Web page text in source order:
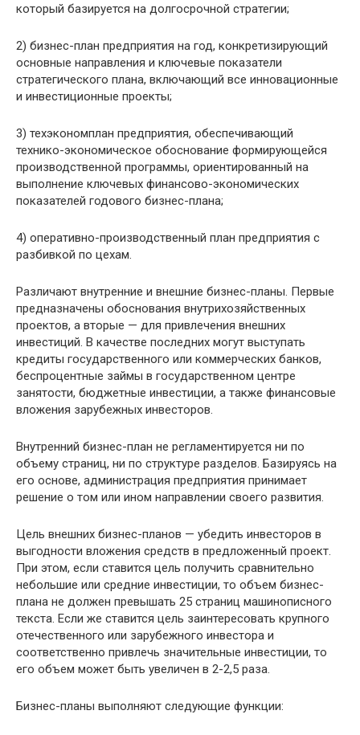
который базируется на долгосрочной стратегии;
2) бизнес-план предприятия на год, конкретизирующий
основные направления и ключевые показатели
стратегического плана, включающий все инновационные
и инвестиционные проекты;
3) техэкономплан предприятия, обеспечивающий
технико-экономическое обоснование формирующейся
производственной программы, ориентированный на
выполнение ключевых финансово-экономических
показателей годового бизнес-плана;
4) оперативно-производственный план предприятия с
разбивкой по цехам.
Различают внутренние и внешние бизнес-планы. Первые
предназначены обоснования внутрихозяйственных
проектов, а вторые — для привлечения внешних
инвестиций. В качестве последних могут выступать
кредиты государственного или коммерческих банков,
беспроцентные займы в государственном центре
занятости, бюджетные инвестиции, а также финансовые
вложения зарубежных инвесторов.
Внутренний бизнес-план не регламентируется ни по
объему страниц, ни по структуре разделов. Базируясь на
его основе, администрация предприятия принимает
решение о том или ином направлении своего развития.
Цель внешних бизнес-планов — убедить инвесторов в
выгодности вложения средств в предложенный проект.
При этом, если ставится цель получить сравнительно
небольшие или средние инвестиции, то объем бизнес-
плана не должен превышать 25 страниц машинописного
текста. Если же ставится цель заинтересовать крупного
отечественного или зарубежного инвестора и
соответственно привлечь значительные инвестиции, то
его объем может быть увеличен в 2-2,5 раза.
Бизнес-планы выполняют следующие функции: